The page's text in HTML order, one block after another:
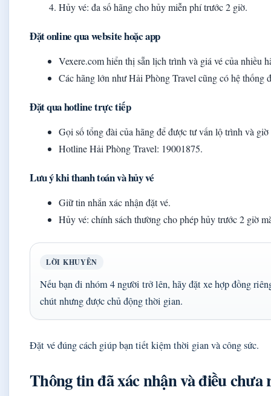
Hủy vé: đa số hãng cho hủy miễn phí trước 2 giờ.
Đặt online qua website hoặc app
Vexere.com hiển thị sẵn lịch trình và giá vé của nhiều
Các hãng lớn như Hải Phòng Travel cũng có hệ thống
Đặt qua hotline trực tiếp
Gọi số tổng đài của hãng để được tư vấn lộ trình và giờ
Hotline Hải Phòng Travel: 19001875.
Lưu ý khi thanh toán và hủy vé
Giữ tin nhắn xác nhận đặt vé.
Hủy vé: chính sách thường cho phép hủy trước 2 giờ
LỜI KHUYÊN
Nếu bạn đi nhóm 4 người trở lên, hãy đặt xe hợp đồng
chút nhưng được chủ động thời gian.
Đặt vé đúng cách giúp bạn tiết kiệm thời gian và công sức.
Thông tin đã xác nhận và điều chưa